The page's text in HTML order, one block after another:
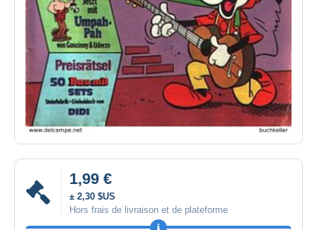
1,99 €
± 2,30 $US
Hors frais de livraison et de plateforme